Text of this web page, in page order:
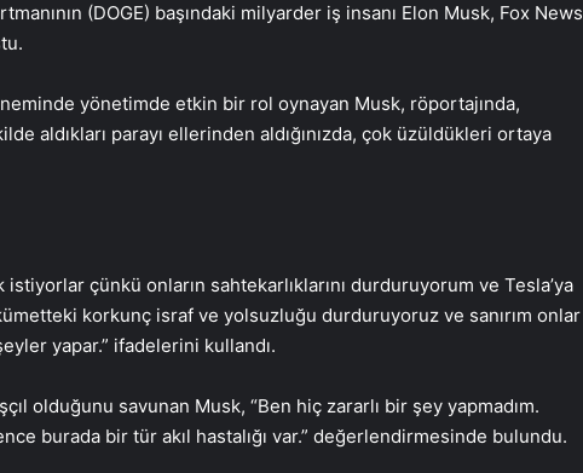
(DOGE) başındaki milyarder iş insanı Elon Musk, Fox News
yönetimde etkin bir rol oynayan Musk, röportajında,
aldıkları parayı ellerinden aldığınızda, çok üzüldükleri ortaya
çünkü onların sahtekarlıklarını durduruyorum ve Tesla’ya
korkunç israf ve yolsuzluğu durduruyoruz ve sanırım onlar
yapar.” ifadelerini kullandı.
olduğunu savunan Musk, “Ben hiç zararlı bir şey yapmadım.
burada bir tür akıl hastalığı var.” değerlendirmesinde bulundu.